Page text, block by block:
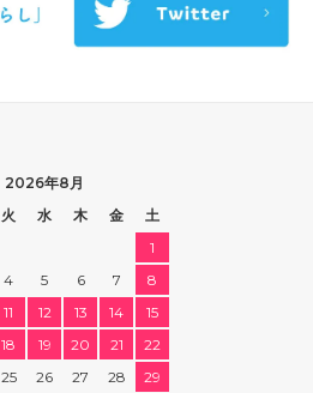
2026年8月
火 水 木 金
土
1
4 5 6 7
8
11 12 13 14
15
18 19 20 21
22
25 26 27 28
29